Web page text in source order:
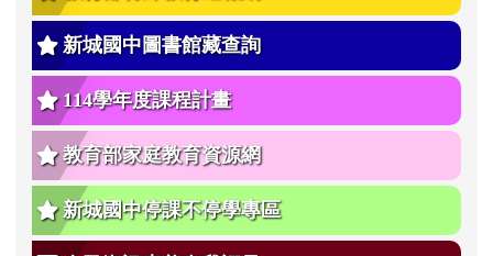
新城國中圖書館藏查詢
114學年度課程計畫
教育部家庭教育資源網
新城國中停課不停學專區